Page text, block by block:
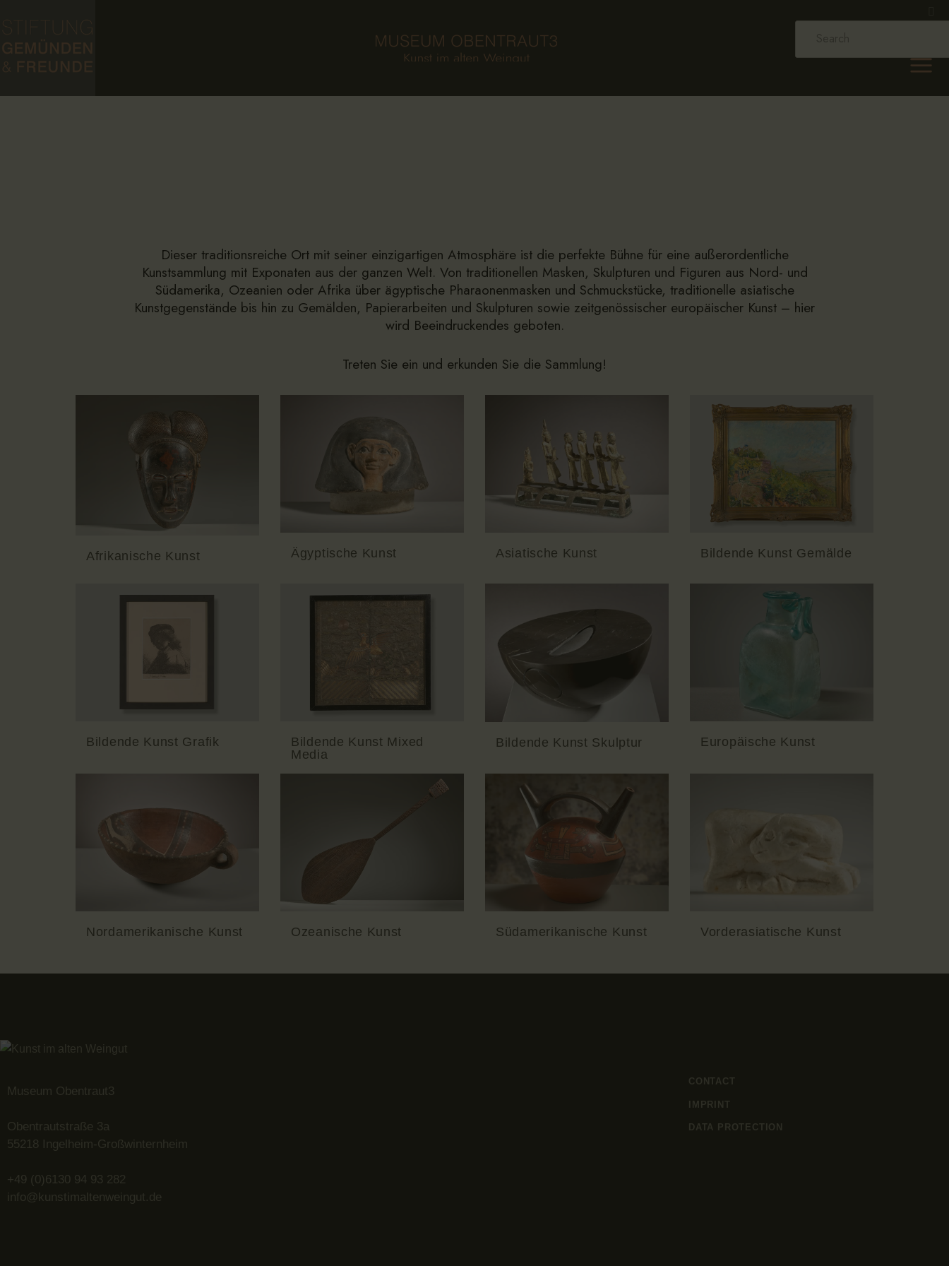
FOUNDATION
MUSEUM
CONTACT
DE
Dieser traditionsreiche Ort mit seiner einzigartigen Atmosphäre ist die perfekte Bühne für eine außerordentliche
Kunstsammlung mit Exponaten aus der ganzen Welt. Von traditionellen Masken, Skulpturen und Figuren aus Nord- und
Südamerika, Ozeanien oder Afrika über ägyptische Pharaonenmasken und Schmuckstücke, traditionelle asiatische
Kunstgegenstände bis hin zu Gemälden, Papierarbeiten und Skulpturen sowie zeitgenössischer europäischer Kunst – hier
wird Beeindruckendes geboten.
Treten Sie ein und erkunden Sie die Sammlung!
Afrikanische Kunst Ägyptische Kunst Asiatische Kunst Bildende Kunst Gemälde
Bildende Kunst Grafik
Bildende Kunst Mixed
Media
Bildende Kunst Skulptur Europäische Kunst
Nordamerikanische Kunst Ozeanische Kunst Südamerikanische Kunst Vorderasiatische Kunst
Museum Obentraut3
Obentrautstraße 3a
55218 Ingelheim-Großwinternheim
+49 (0)6130 94 93 282
info@kunstimaltenweingut.de
CONTACT
IMPRINT
DATA PROTECTION